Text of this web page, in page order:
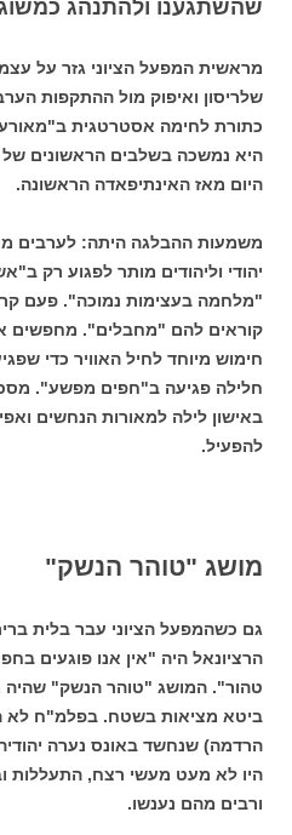
שהשתגענו ולהתנהג
מראשית המפעל הציוני גזר על
שלריסון ואיפוק מול ההתקפות
היא נמשכה בשלבים הראשונים
היום מאז האינתיפאדה הראשונה.
משמעות ההבלגה היתה: לערבים
יהודי וליהודים מותר לפגוע רק
"מלחמה בעצימות נמוכה". פעם
קוראים להם "מחבלים". מחפשים
חימוש מיוחד לחיל האוויר כדי
חלילה פגיעה ב"חפים מפשע".
באישון לילה למאורות הנחשים
להפעיל.
מושג "טוהר הנשק"
גם כשהמפעל הציוני עבר בלית
הרציונאל היה "אין אנו פוגעים
טהור". המושג "טוהר הנשק"
ביטא מציאות בשטח. בפלמ"ח לא
הרדמה) שנחשד באונס נערה
היו לא מעט מעשי רצח, התעללות
ורבים מהם נענשו.